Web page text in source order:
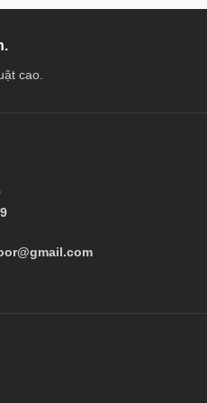
hàng chất
Nam như :
cao.